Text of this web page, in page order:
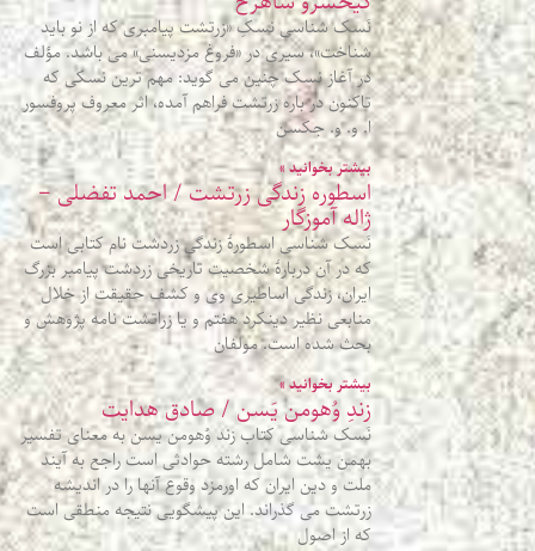
نَسک شناسی نسکِ «زرتشت پیامبری که از نو باید
شناخت»، سیری در «فروغ مزدیسنی» می باشد. مؤلف
در آغاز نسک چنین می گوید: مهم ترین نسکی که
تاکنون در باره زرتشت فراهم آمده، اثر معروف پروفسور
ا. و. و. جکسن
بیشتر بخوانید »
اسطوره زندگی زرتشت / احمد تفضلی –
ژاله آموزگار
نَسک شناسی اسطورۀ زندگی زردشت نام کتابی است
که در آن دربارهٔ شخصیت تاریخی زردشت پیامبر بزرگ
ایران، زندگی اساطیری وی و کشف حقیقت از خلال
منابعی نظیر دینکرد هفتم و یا زراتشت‌ نامه پژوهش و
بحث شده‌ است. مولفان
بیشتر بخوانید »
زندِ وُهومن یَسن / صادق هدایت
نَسک شناسی کتاب زند وُهومن یسن به معنای تفسیر
بهمن یشت شامل رشته حوادثی است راجع به آیند
ملت و دین ایران که اورمزد وقوع آنها را در اندیشه
زرتشت می گذراند. این پیشگویی نتیجه منطقی است
که از اصول